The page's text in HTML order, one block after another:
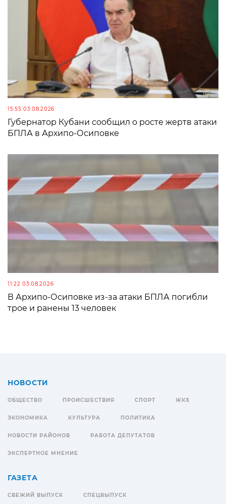
15:55 03.08.2026
Губернатор Кубани сообщил о росте жертв атаки
БПЛА в Архипо-Осиповке
11:22 03.08.2026
В Архипо-Осиповке из-за атаки БПЛА погибли
трое и ранены 13 человек
НОВОСТИ
ОБЩЕСТВО ПРОИСШЕСТВИЯ СПОРТ ЖКХ
ЭКОНОМИКА КУЛЬТУРА ПОЛИТИКА
НОВОСТИ РАЙОНОВ РАБОТА ДЕПУТАТОВ
ЭКСПЕРТНОЕ МНЕНИЕ
ГАЗЕТА
СВЕЖИЙ ВЫПУСК СПЕЦВЫПУСК